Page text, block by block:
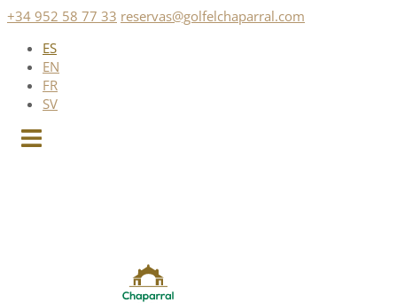
Saltar
contenido
+34 952 58 77 33 reservas@golfelchaparral.com
ES
EN
FR
SV